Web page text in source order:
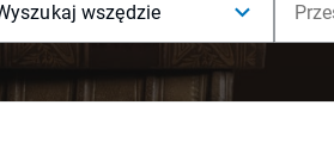
wszędzie